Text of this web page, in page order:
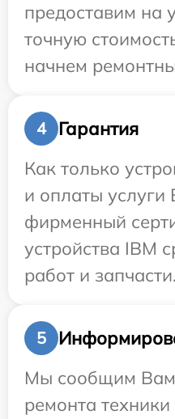
предоставим на
точную
начнем
4
Гарантия
Как только
и оплаты услуги
фирменный
устройства IBM
работ и запчасти.
5
Мы сообщим
ремонта